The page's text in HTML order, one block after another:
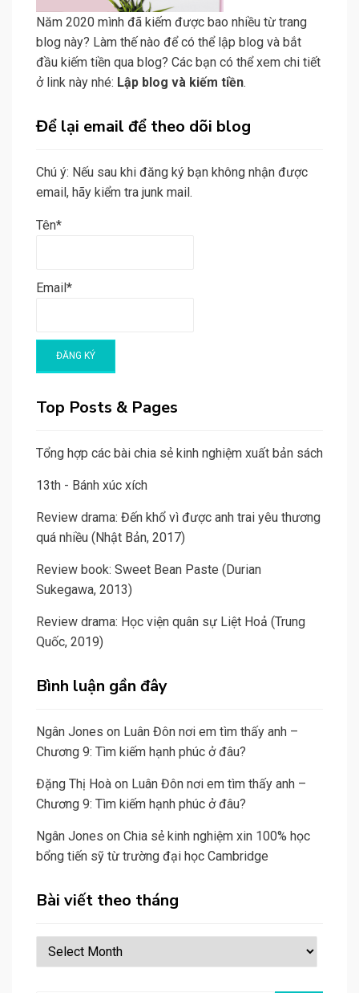
Năm 2020 mình đã kiếm được bao nhiều từ trang
blog này? Làm thế nào để có thể lập blog và bắt
đầu kiếm tiền qua blog? Các bạn có thể xem chi tiết
ở link này nhé: Lập blog và kiếm tiền.
Để lại email để theo dõi blog
Chú ý: Nếu sau khi đăng ký bạn không nhận được
email, hãy kiểm tra junk mail.
Tên*
Email*
Top Posts & Pages
Tổng hợp các bài chia sẻ kinh nghiệm xuất bản sách
13th - Bánh xúc xích
Review drama: Đến khổ vì được anh trai yêu thương
quá nhiều (Nhật Bản, 2017)
Review book: Sweet Bean Paste (Durian
Sukegawa, 2013)
Review drama: Học viện quân sự Liệt Hoả (Trung
Quốc, 2019)
Bình luận gần đây
Ngân Jones on Luân Đôn nơi em tìm thấy anh –
Chương 9: Tìm kiếm hạnh phúc ở đâu?
Đặng Thị Hoà on Luân Đôn nơi em tìm thấy anh –
Chương 9: Tìm kiếm hạnh phúc ở đâu?
Ngân Jones on Chia sẻ kinh nghiệm xin 100% học
bổng tiến sỹ từ trường đại học Cambridge
Bài viết theo tháng
Bài
viết